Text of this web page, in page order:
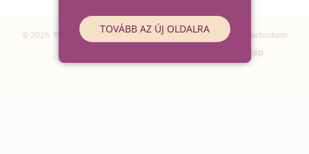
© 2026. Szegedi SZC Vasvári Pál Gazdasági és Informatikai Technikum
Oldaltérkép
TOVÁBB AZ ÚJ OLDALRA